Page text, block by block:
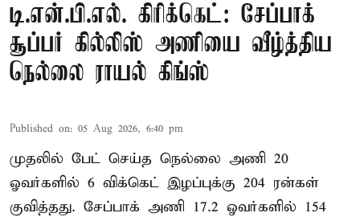
டி.என்.பி.எல். கிரிக்கெட்: சேப்பாக்
சூப்பர் கில்லிஸ் அணியை வீழ்த்திய
நெல்லை ராயல் கிங்ஸ்
Published on: 05 Aug 2026, 6:40 pm
முதலில் பேட் செய்த நெல்லை அணி 20
ஓவர்களில் 6 விக்கெட் இழப்புக்கு 204 ரன்கள்
குவித்தது. சேப்பாக் அணி 17.2 ஓவர்களில் 154